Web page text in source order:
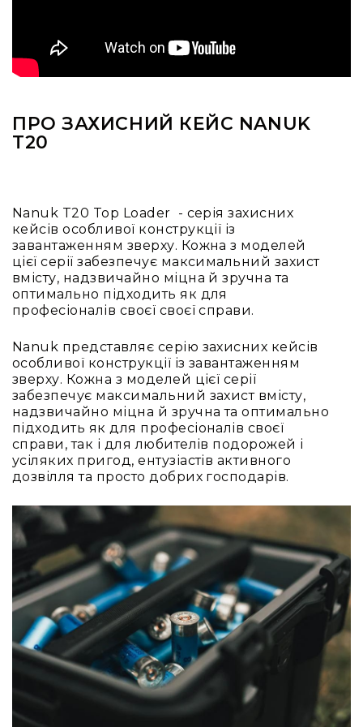
USB-
Петличні
Для
мобільних
пристроїв
Всі
мікрофони
Мікрофонне
Аксесуари
та
комплектуючі
Навушники
Універсальні
Для
аудіофілів
Для
спорту
Для
моніторингу
Для
Dj
та
студій
Для
перегляду
фільмів/
ТБ
Для
ПРО ЗАХИСНИЙ КЕЙС NANUK
T20
Nanuk T20 Top Loader - серія захисних
кейсів особливої конструкції із
завантаженням зверху. Кожна з моделей
цієї серії забезпечує максимальний захист
вмісту, надзвичайно міцна й зручна та
оптимально підходить як для
професіоналів своєї своєї справи.
Nanuk представляє серію захисних кейсів
особливої конструкції із завантаженням
зверху. Кожна з моделей цієї серії
забезпечує максимальний захист вмісту,
надзвичайно міцна й зручна та оптимально
підходить як для професіоналів своєї
справи, так і для любителів подорожей і
усіляких пригод, ентузіастів активного
дозвілля та просто добрих господарів.